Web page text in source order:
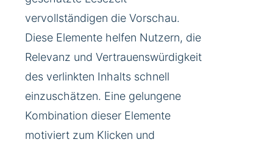
vervollständigen die Vorschau.
Diese Elemente helfen Nutzern, die
Relevanz und Vertrauenswürdigkeit
des verlinkten Inhalts schnell
einzuschätzen. Eine gelungene
Kombination dieser Elemente
motiviert zum Klicken und